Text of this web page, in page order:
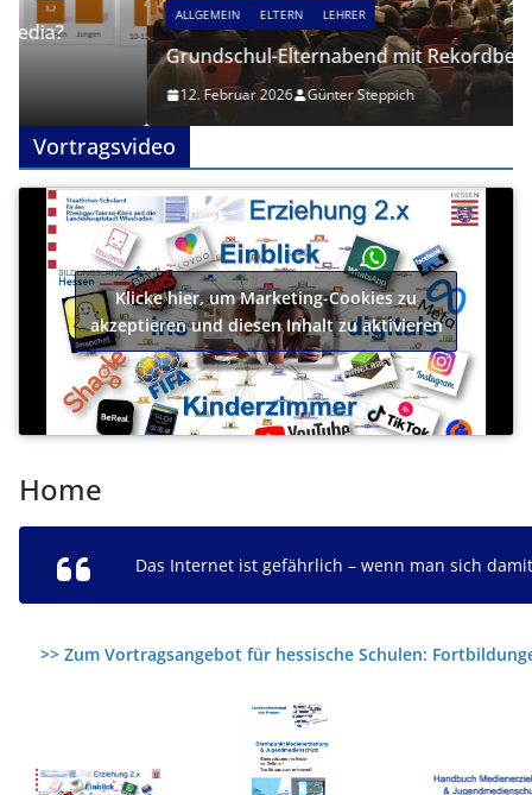
ALLGEMEIN ELTERN LEHRER
Grundschul-Elternabend mit Rekordbesuch
12. Februar 2026 Günter Steppich
Vortragsvideo
Klicke hier, um Marketing-Cookies zu
akzeptieren und diesen Inhalt zu aktivieren
Home
Das Internet ist gefährlich – wenn man sich
>> Zum Vortragsangebot für hessische Schulen: